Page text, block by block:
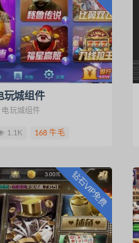
玩城组件
电玩城组件
1.1K 168 牛毛
钻石VIP免费